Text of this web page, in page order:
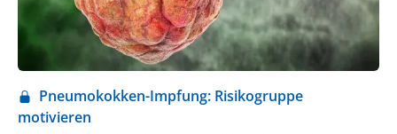
Pneumokokken-Impfung: Risikogruppe
motivieren